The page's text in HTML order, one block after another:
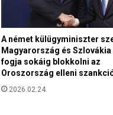
A német külügyminiszter
Magyarország és Szlovákia
fogja sokáig blokkolni az
Oroszország elleni
2026.02.24.